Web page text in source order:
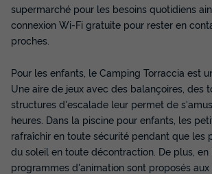
CHALET 4 personnes - Chalet Insolite
sans sanitaire + Clim (M/S) 2/4 pers
du
13/09/2026 20/09/2026
Modifier les dates
Voir les disponibilités
supermarché pour les besoins quotidiens
connexion Wi-Fi gratuite pour rester en
proches.
Pour les enfants, le Camping Torraccia est
Une aire de jeux avec des balançoires, des
structures d'escalade leur permet de
heures. Dans la piscine pour enfants, les
rafraîchir en toute sécurité pendant que les
du soleil en toute décontraction. De plus, en
programmes d'animation sont proposés